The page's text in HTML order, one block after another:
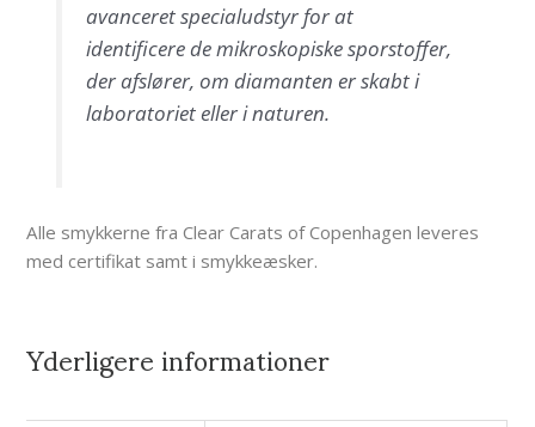
avanceret specialudstyr for at
identificere de mikroskopiske sporstoffer,
der afslører, om diamanten er skabt i
laboratoriet eller i naturen.
Alle smykkerne fra Clear Carats of Copenhagen leveres
med certifikat samt i smykkeæsker.
Yderligere informationer